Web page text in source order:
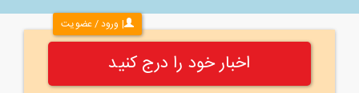
| ورود / عضویت
اخبار خود را درج کنید